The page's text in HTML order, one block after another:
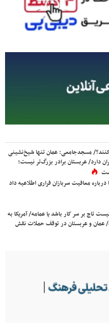
مسجدجامعی: عمان تنها شیخ‌نشینی
دارد/ عربستان برادر بزرگ‌تر نیست؛
معافیت سربازان فراری اطلاعیه داد
تاج بر سر کار باشد یا عمامه/ آمریکا به
عمان و عربستان در توقف حملات نقش